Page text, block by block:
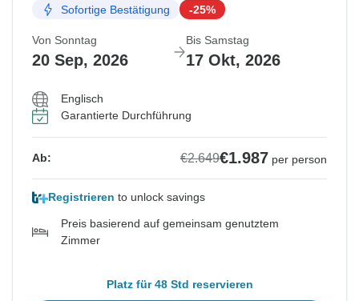
Sofortige Bestätigung -25%
Von Sonntag
20 Sep, 2026
Bis Samstag
17 Okt, 2026
Englisch
Garantierte Durchführung
Ab: €2.649€1.987 per person
Registrieren to unlock savings
Preis basierend auf gemeinsam genutztem
Zimmer
Platz für 48 Std reservieren